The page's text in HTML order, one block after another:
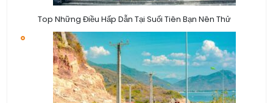
Top Những Điều Hấp Dẫn Tại Suối Tiên Bạn Nên Thử